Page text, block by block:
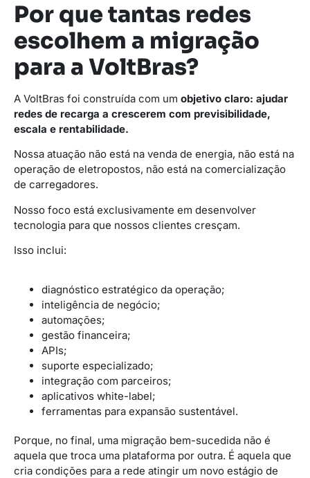
Por que tantas redes
escolhem a migração
para a VoltBras?
A VoltBras foi construída com um objetivo claro: ajudar
redes de recarga a crescerem com previsibilidade,
escala e rentabilidade.
Nossa atuação não está na venda de energia, não está na
operação de eletropostos, não está na comercialização
de carregadores.
Nosso foco está exclusivamente em desenvolver
tecnologia para que nossos clientes cresçam.
Isso inclui:
diagnóstico estratégico da operação;
inteligência de negócio;
automações;
gestão financeira;
APIs;
suporte especializado;
integração com parceiros;
aplicativos white-label;
ferramentas para expansão sustentável.
Porque, no final, uma migração bem-sucedida não é
aquela que troca uma plataforma por outra. É aquela que
cria condições para a rede atingir um novo estágio de